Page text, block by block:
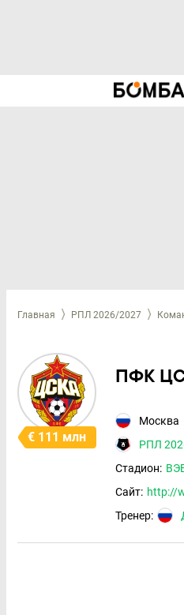
Главная РПЛ 2026/2027
€ 111 млн
ПФК
Москва
РПЛ
Стадион:
Сайт: http://
Тренер: